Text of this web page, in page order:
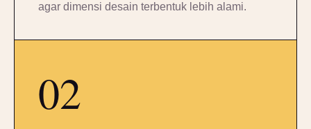
agar dimensi desain terbentuk lebih alami.
02